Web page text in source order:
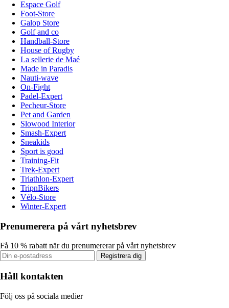
Espace Golf
Foot-Store
Galop Store
Golf and co
Handball-Store
House of Rugby
La sellerie de Maé
Made in Paradis
Nauti-wave
On-Fight
Padel-Expert
Pecheur-Store
Pet and Garden
Slowood Interior
Smash-Expert
Sneakids
Sport is good
Training-Fit
Trek-Expert
Triathlon-Expert
TripnBikers
Vélo-Store
Winter-Expert
Prenumerera på vårt nyhetsbrev
Få 10 % rabatt när du prenumererar på vårt nyhetsbrev
Registrera dig
Håll kontakten
Följ oss på sociala medier